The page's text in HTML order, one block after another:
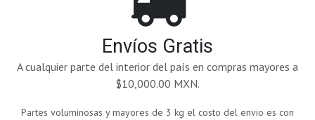
Envíos Gratis
A cualquier parte del interior del país en compras mayores a
$10,000.00 MXN.
Partes voluminosas y mayores de 3 kg el costo del envio es con